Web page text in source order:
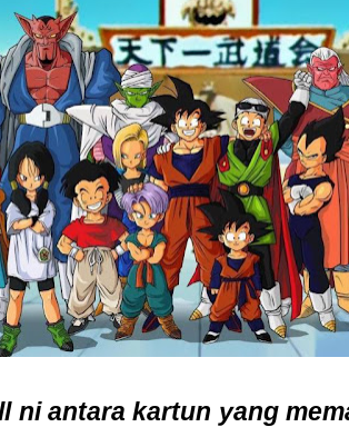
ni antara kartun yang